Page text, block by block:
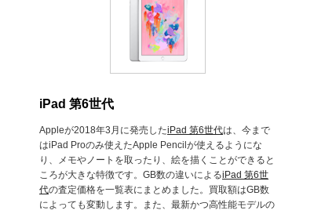
iPad 第6世代
Appleが2018年3月に発売したiPad 第6世代は、今まで
はiPad Proのみ使えたApple Pencilが使えるようにな
り、メモやノートを取ったり、絵を描くことができると
ころが大きな特徴です。GB数の違いによるiPad 第6世
代の査定価格を一覧表にまとめました。買取額はGB数
によっても変動します。また、最新かつ高性能モデルの